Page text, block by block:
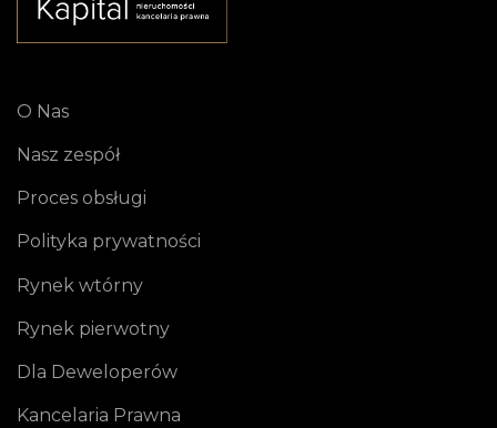
O Nas
Nasz zespół
Proces obsługi
Polityka prywatności
Rynek wtórny
Rynek pierwotny
Dla Deweloperów
Kancelaria Prawna